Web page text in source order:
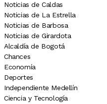
Noticias de Caldas
Noticias de La Estrella
Noticias de Barbosa
Noticias de Girardota
Alcaldía de Bogotá
Chances
Economía
Deportes
Independiente Medellín
Ciencia y Tecnología